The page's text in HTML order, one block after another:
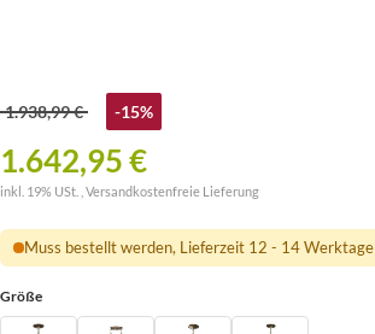
1.938,99 € -15%
1.642,95 €
inkl. 19% USt. , Versandkostenfreie Lieferung
Muss bestellt werden, Lieferzeit 12 - 14 Werktage
Größe